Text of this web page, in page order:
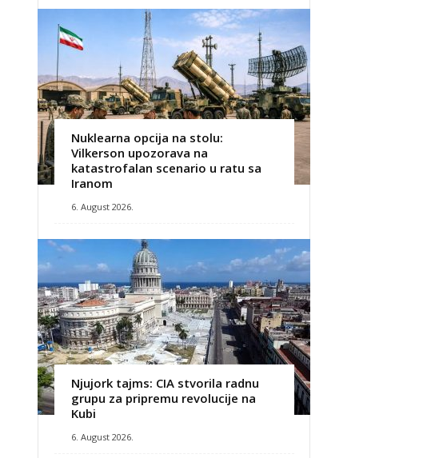
Nuklearna opcija na stolu:
Vilkerson upozorava na
katastrofalan scenario u ratu sa
Iranom
6. August 2026.
Njujork tajms: CIA stvorila radnu
grupu za pripremu revolucije na
Kubi
6. August 2026.